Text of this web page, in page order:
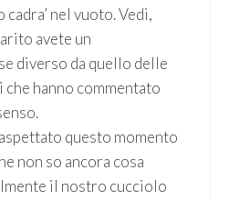
nel vuoto. Vedi,
avete un
diverso da quello delle
hanno commentato
questo momento
non so ancora cosa
il nostro cucciolo